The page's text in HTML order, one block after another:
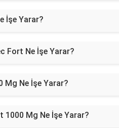
İşe Yarar?
Fort Ne İşe Yarar?
Mg Ne İşe Yarar?
1000 Mg Ne İşe Yarar?